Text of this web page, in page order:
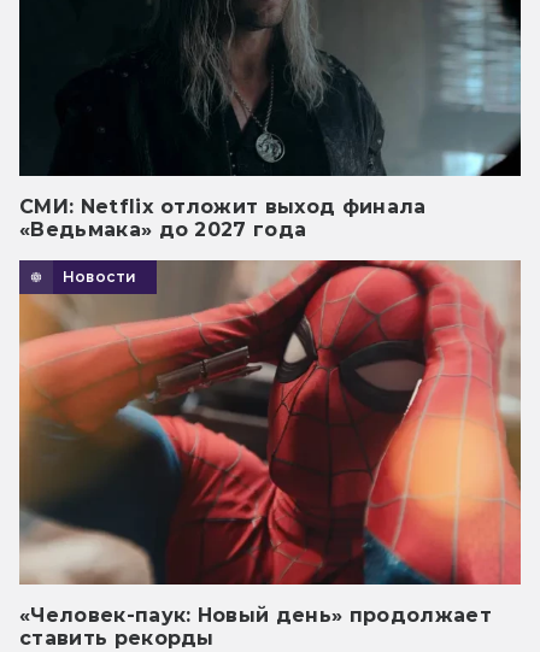
СМИ: Netflix отложит выход финала
«Ведьмака» до 2027 года
Новости
«Человек-паук: Новый день» продолжает
ставить рекорды